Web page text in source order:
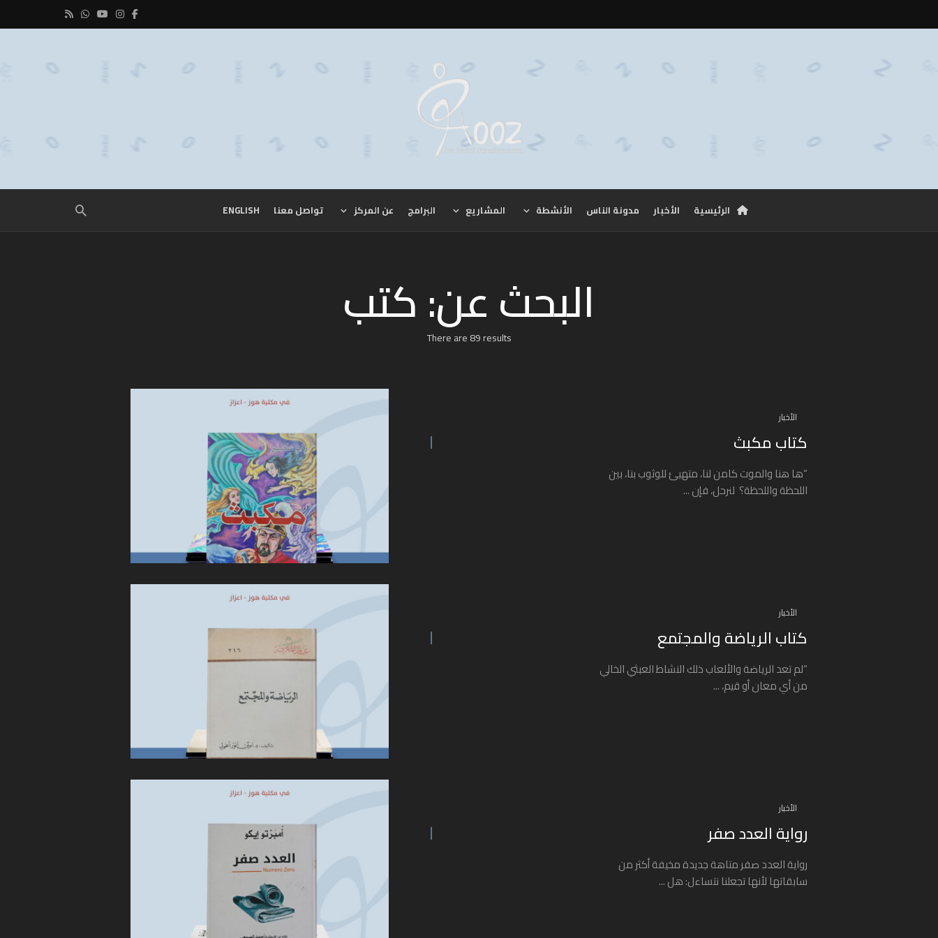
الرئيسية الأخبار مدونة الناس الأنشطة المشاريع البرامج عن المركز تواصل معنا ENGLISH
البحث عن: كتب
There are 89 results
الأخبار
كتاب مكبث
“ها هنا والموت كامن لنا، متهيئ للوثوب بنا، بين
اللحظة واللحظة؟ لنرحل، فإن ...
الأخبار
كتاب الرياضة والمجتمع
“لم تعد الرياضة والألعاب ذلك النشاط العبثي الخالي
من أي معان أو قيم، ...
الأخبار
رواية العدد صفر
رواية العدد صفر متاهة جديدة مخيفة أكثر من
سابقاتها لأنها تجعلنا نتساءل: هل ...